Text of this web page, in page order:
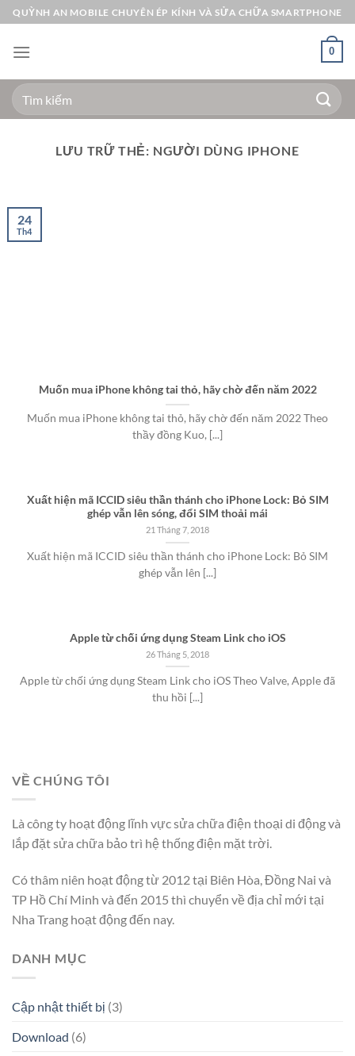
Bỏ
qua
nội
QUỲNH AN MOBILE CHUYÊN ÉP KÍNH VÀ SỬA CHỮA SMARTPHONE
0
Tìm
kiếm:
LƯU TRỮ THẺ: NGƯỜI DÙNG IPHONE
Muốn mua iPhone không tai thỏ, hãy chờ đến năm 2022
Muốn mua iPhone không tai thỏ, hãy chờ đến năm 2022 Theo
thầy đồng Kuo, [...]
24
Th4
Xuất hiện mã ICCID siêu thần thánh cho iPhone Lock: Bỏ SIM
ghép vẫn lên sóng, đổi SIM thoải mái
21 Tháng 7, 2018
Xuất hiện mã ICCID siêu thần thánh cho iPhone Lock: Bỏ SIM
ghép vẫn lên [...]
Apple từ chối ứng dụng Steam Link cho iOS
26 Tháng 5, 2018
Apple từ chối ứng dụng Steam Link cho iOS Theo Valve, Apple đã
thu hồi [...]
VỀ CHÚNG TÔI
Là công ty hoạt động lĩnh vực sửa chữa điện thoại di động và
lắp đặt sửa chữa bảo trì hệ thống điện mặt trời.
Có thâm niên hoạt động từ 2012 tại Biên Hòa, Đồng Nai và
TP Hồ Chí Minh và đến 2015 thì chuyển về địa chỉ mới tại
Nha Trang hoạt động đến nay.
DANH MỤC
Cập nhật thiết bị (3)
Download (6)